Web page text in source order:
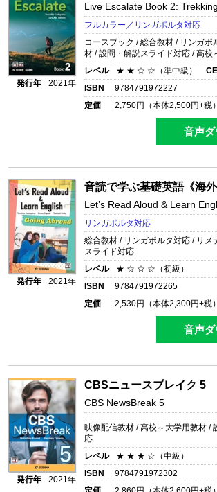
発行年 2021年
Live Escalate Book 2: Trekking
フルカラー／リンガポルタ対応
コースブック / 総合教材 / リンガポ
材 / 設問・解説スライド対応 / 高校
レベル
★ ★ ☆ ☆（準中級）
ISBN
9784791972227
定価
2,750円（本体2,500円+税）
音声
発行年 2021年
音読で学ぶ基礎英語《海外
Let’s Read Aloud & Learn
リンガポルタ対応
総合教材 / リンガポルタ対応 / リメ
スライド対応
レベル
★ ☆ ☆ ☆（初級）
ISBN
9784791972265
定価
2,530円（本体2,300円+税）
音声
発行年 2021年
CBSニュースブレイク 5
CBS NewsBreak 5
映像配信教材 / 高校～大学用教材 /
応
レベル
★ ★ ★ ☆（中級）
ISBN
9784791972302